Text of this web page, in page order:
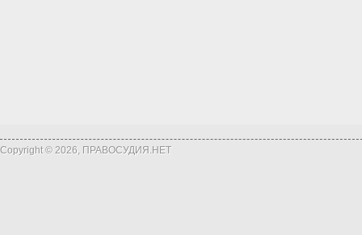
Copyright © 2026, ПРАВОСУДИЯ.НЕТ